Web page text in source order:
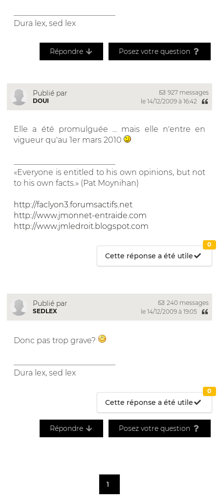
Dura lex, sed lex
Répondre Posez votre question
Publié par
DOUI
927 messages
le 14/12/2009 à 16:42
Elle a été promulguée ... mais elle n'entre en
vigueur qu'au 1er mars 2010
«Everyone is entitled to his own opinions, but not
to his own facts.» (Pat Moynihan)
http://faclyon3.forumsactifs.net
http://www.jmonnet-entraide.com
http://www.jmledroit.blogspot.com
Cette réponse a été utile
0
Publié par
SEDLEX
240 messages
le 14/12/2009 à 19:05
Donc pas trop grave?
Dura lex, sed lex
Cette réponse a été utile
0
Répondre Posez votre question
1